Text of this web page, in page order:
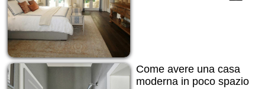
Come avere una casa
moderna in poco spazio